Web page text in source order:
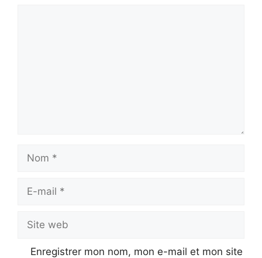
mail
web
Enregistrer mon nom, mon e-mail et mon site